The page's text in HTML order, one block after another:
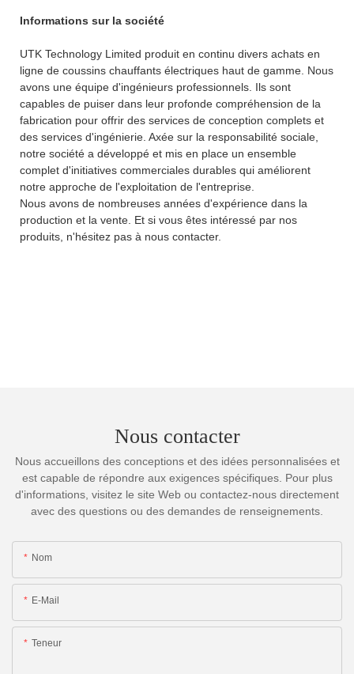
Informations sur la société
UTK Technology Limited produit en continu divers achats en
ligne de coussins chauffants électriques haut de gamme. Nous
avons une équipe d'ingénieurs professionnels. Ils sont
capables de puiser dans leur profonde compréhension de la
fabrication pour offrir des services de conception complets et
des services d'ingénierie. Axée sur la responsabilité sociale,
notre société a développé et mis en place un ensemble
complet d'initiatives commerciales durables qui améliorent
notre approche de l'exploitation de l'entreprise.
Nous avons de nombreuses années d'expérience dans la
production et la vente. Et si vous êtes intéressé par nos
produits, n'hésitez pas à nous contacter.
Nous contacter
Nous accueillons des conceptions et des idées personnalisées et
est capable de répondre aux exigences spécifiques. Pour plus
d'informations, visitez le site Web ou contactez-nous directement
avec des questions ou des demandes de renseignements.
Nom
E-Mail
Teneur